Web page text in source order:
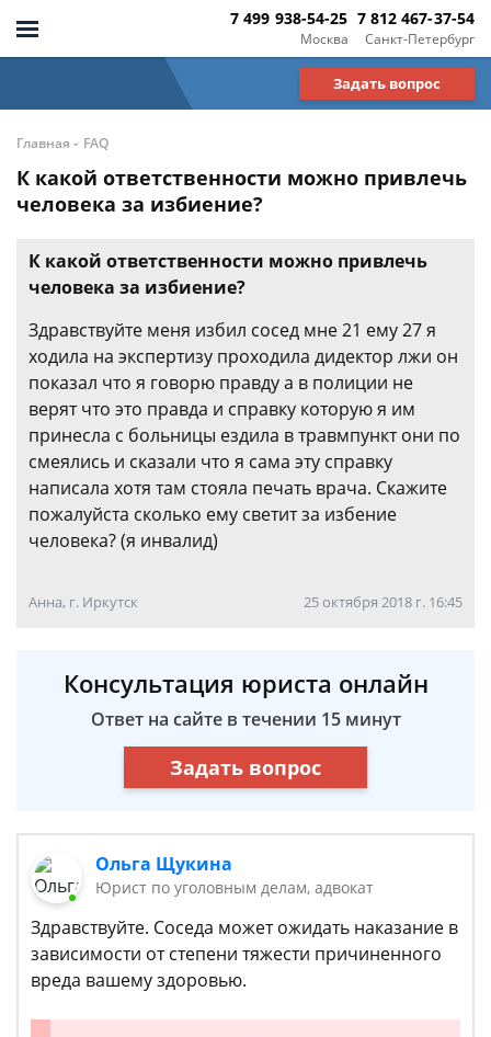
Москва
7 499 938-54-25
Санкт-Петербург
7 812 467-37-54
Задать вопрос
Главная - FAQ
К какой ответственности можно привлечь
человека за избиение?
К какой ответственности можно привлечь
человека за избиение?
Здравствуйте меня избил сосед мне 21 ему 27 я
ходила на экспертизу проходила дидектор лжи он
показал что я говорю правду а в полиции не
верят что это правда и справку которую я им
принесла с больницы ездила в травмпункт они по
смеялись и сказали что я сама эту справку
написала хотя там стояла печать врача. Скажите
пожалуйста сколько ему светит за избение
человека? (я инвалид)
Анна, г. Иркутск 25 октября 2018 г. 16:45
Консультация юриста онлайн
Ответ на сайте в течении 15 минут
Задать вопрос
Ольга Щукина
Юрист по уголовным делам, адвокат
Здравствуйте. Соседа может ожидать наказание в
зависимости от степени тяжести причиненного
вреда вашему здоровью.